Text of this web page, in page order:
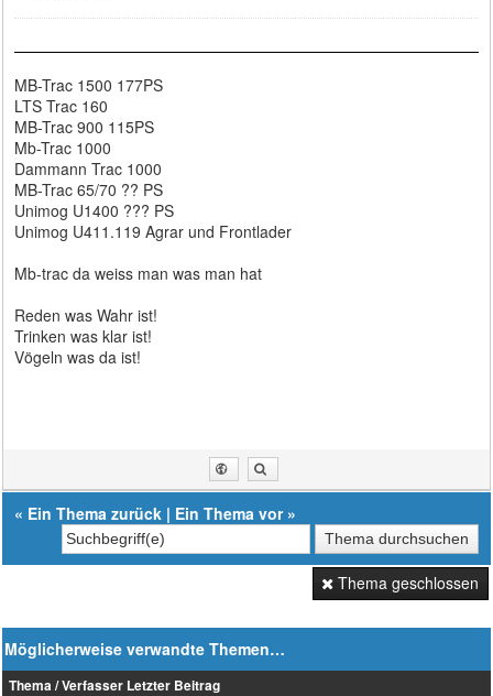
MB-Trac 1500 177PS
LTS Trac 160
MB-Trac 900 115PS
Mb-Trac 1000
Dammann Trac 1000
MB-Trac 65/70 ?? PS
Unimog U1400 ??? PS
Unimog U411.119 Agrar und Frontlader
Mb-trac da weiss man was man hat
Reden was Wahr ist!
Trinken was klar ist!
Vögeln was da ist!
« Ein Thema zurück | Ein Thema vor»
Thema geschlossen
Möglicherweise verwandte Themen…
Thema / Verfasser Letzter Beitrag